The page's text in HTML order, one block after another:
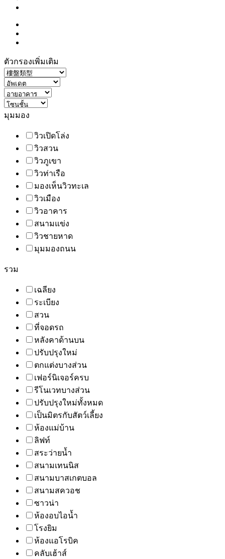
ตัวกรองเพิ่มเติม
มุมมอง
วิวเปิดโล่ง
วิวสวน
วิวภูเขา
วิวท่าเรือ
มองเห็นวิวทะเล
วิวเมือง
วิวอาคาร
สนามแข่ง
วิวชายหาด
มุมมองถนน
รวม
เฉลียง
ระเบียง
สวน
ที่จอดรถ
หลังคาด้านบน
ปรับปรุงใหม่
ตกแต่งบางส่วน
เฟอร์นิเจอร์ครบ
รีโนเวทบางส่วน
ปรับปรุงใหม่ทั้งหมด
เป็นมิตรกับสัตว์เลี้ยง
ห้องแม่บ้าน
ลิฟท์
สระว่ายน้ำ
สนามเทนนิส
สนามบาสเกตบอล
สนามสควอช
ซาวน่า
ห้องอบไอน้ำ
โรงยิม
ห้องแอโรบิค
คลับเฮ้าส์